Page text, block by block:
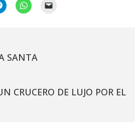
SANTA
CRUCERO DE LUJO POR EL